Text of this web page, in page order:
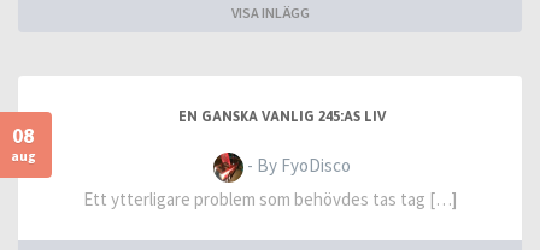
VISA INLÄGG
08
aug
EN GANSKA VANLIG 245:AS LIV
- By FyoDisco
Ett ytterligare problem som behövdes tas tag […]